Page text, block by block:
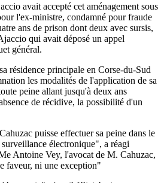
avait accepté cet aménagement sous
l'ex-ministre, condamné pour fraude
ans de prison dont deux avec sursis,
qui avait déposé un appel
général.
résidence principale en Corse-du-Sud
les modalités de l'application de sa
peine allant jusqu'à deux ans
de récidive, la possibilité d'un
puisse effectuer sa peine dans le
électronique", a réagi
Antoine Vey, l'avocat de M. Cahuzac,
faveur, ni une exception"